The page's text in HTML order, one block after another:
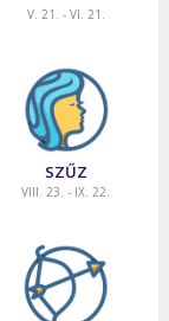
V. 21. - VI. 21.
SZŰZ
VIII. 23. - IX. 22.